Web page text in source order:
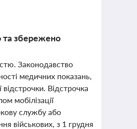
та збережено
Законодавство
медичних показань,
Відстрочка
мобілізації
службу або
військових, з 1 грудня